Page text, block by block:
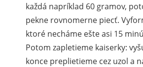
každá napríklad 60 gramov,
pekne rovnomerne piecť.
ktoré necháme ešte asi 15
Potom zapletieme kaiserky:
konce preplietieme cez uzol a